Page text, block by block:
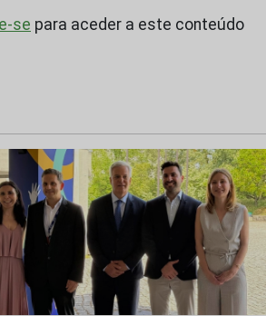
se para aceder a este conteúdo